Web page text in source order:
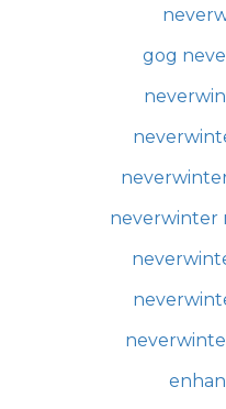
gog
neverwinter